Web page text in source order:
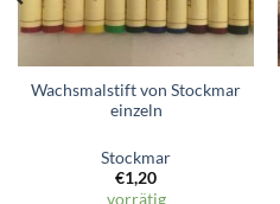
Wachsmalstift von Stockmar
einzeln
Stockmar
€1,20
vorrätig